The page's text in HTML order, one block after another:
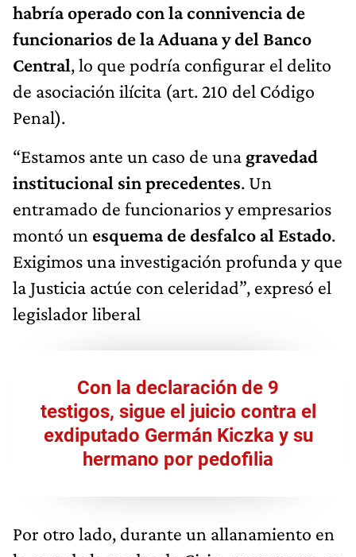
habría operado con la connivencia de
funcionarios de la Aduana y del Banco
Central, lo que podría configurar el delito
de asociación ilícita (art. 210 del Código
Penal).
“Estamos ante un caso de una gravedad
institucional sin precedentes. Un
entramado de funcionarios y empresarios
montó un esquema de desfalco al Estado.
Exigimos una investigación profunda y que
la Justicia actúe con celeridad”, expresó el
legislador liberal
Con la declaración de 9
testigos, sigue el juicio contra el
exdiputado Germán Kiczka y su
hermano por pedofilia
Por otro lado, durante un allanamiento en